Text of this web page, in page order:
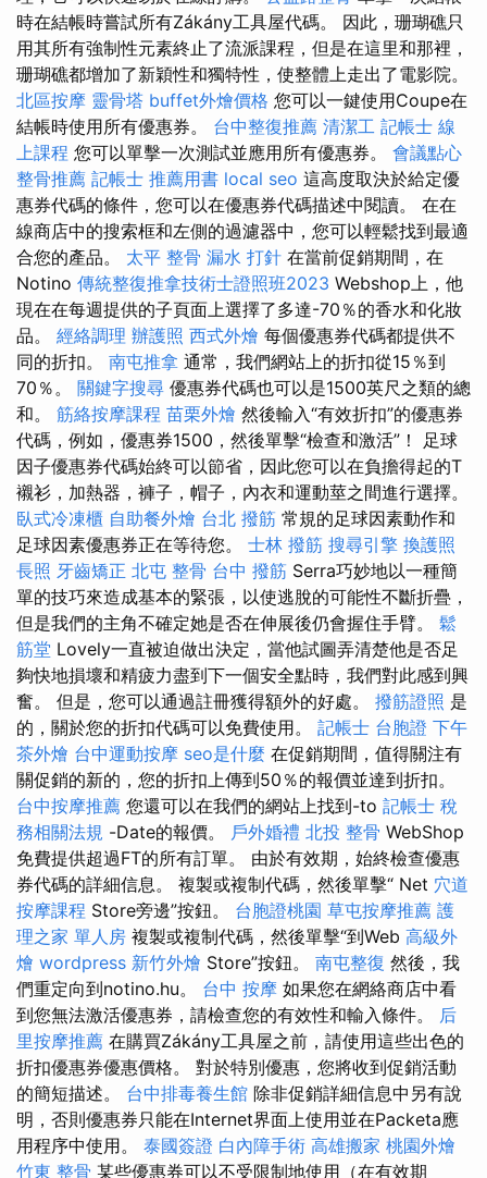
時在結帳時嘗試所有Zákány工具屋代碼。 因此，珊瑚礁只
用其所有強制性元素終止了流派課程，但是在這里和那裡，
珊瑚礁都增加了新穎性和獨特性，使整體上走出了電影院。
北區按摩 靈骨塔 buffet外燴價格 您可以一鍵使用Coupe在
結帳時使用所有優惠券。 台中整復推薦 清潔工 記帳士 線
上課程 您可以單擊一次測試並應用所有優惠券。 會議點心
整骨推薦 記帳士 推薦用書 local seo 這高度取決於給定優
惠券代碼的條件，您可以在優惠券代碼描述中閱讀。 在在
線商店中的搜索框和左側的過濾器中，您可以輕鬆找到最適
合您的產品。 太平 整骨 漏水 打針 在當前促銷期間，在
Notino 傳統整復推拿技術士證照班2023 Webshop上，他
現在在每週提供的子頁面上選擇了多達-70％的香水和化妝
品。 經絡調理 辦護照 西式外燴 每個優惠券代碼都提供不
同的折扣。 南屯推拿 通常，我們網站上的折扣從15％到
70％。 關鍵字搜尋 優惠券代碼也可以是1500英尺之類的總
和。 筋絡按摩課程 苗栗外燴 然後輸入“有效折扣”的優惠券
代碼，例如，優惠券1500，然後單擊“檢查和激活”！ 足球
因子優惠券代碼始終可以節省，因此您可以在負擔得起的T
襯衫，加熱器，褲子，帽子，內衣和運動莖之間進行選擇。
臥式冷凍櫃 自助餐外燴 台北 撥筋 常規的足球因素動作和
足球因素優惠券正在等待您。 士林 撥筋 搜尋引擎 換護照
長照 牙齒矯正 北屯 整骨 台中 撥筋 Serra巧妙地以一種簡
單的技巧來造成基本的緊張，以使逃脫的可能性不斷折疊，
但是我們的主角不確定她是否在伸展後仍會握住手臂。 鬆
筋堂 Lovely一直被迫做出決定，當他試圖弄清楚他是否足
夠快地損壞和精疲力盡到下一個安全點時，我們對此感到興
奮。 但是，您可以通過註冊獲得額外的好處。 撥筋證照 是
的，關於您的折扣代碼可以免費使用。 記帳士 台胞證 下午
茶外燴 台中運動按摩 seo是什麼 在促銷期間，值得關注有
關促銷的新的，您的折扣上傳到50％的報價並達到折扣。
台中按摩推薦 您還可以在我們的網站上找到-to 記帳士 稅
務相關法規 -Date的報價。 戶外婚禮 北投 整骨 WebShop
免費提供超過FT的所有訂單。 由於有效期，始終檢查優惠
券代碼的詳細信息。 複製或複制代碼，然後單擊“ Net 穴道
按摩課程 Store旁邊”按鈕。 台胞證桃園 草屯按摩推薦 護
理之家 單人房 複製或複制代碼，然後單擊“到Web 高級外
燴 wordpress 新竹外燴 Store”按鈕。 南屯整復 然後，我
們重定向到notino.hu。 台中 按摩 如果您在網絡商店中看
到您無法激活優惠券，請檢查您的有效性和輸入條件。 后
里按摩推薦 在購買Zákány工具屋之前，請使用這些出色的
折扣優惠券優惠價格。 對於特別優惠，您將收到促銷活動
的簡短描述。 台中排毒養生館 除非促銷詳細信息中另有說
明，否則優惠券只能在Internet界面上使用並在Packeta應
用程序中使用。 泰國簽證 白內障手術 高雄搬家 桃園外燴
竹東 整骨 某些優惠券可以不受限制地使用（在有效期